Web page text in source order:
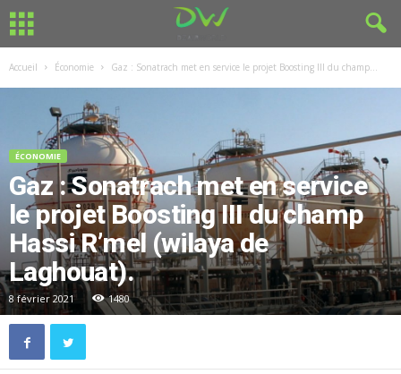
Accueil Économie Gaz : Sonatrach met en service le projet Boosting III du champ...
ÉCONOMIE
Gaz : Sonatrach met en service
le projet Boosting III du champ
Hassi R’mel (wilaya de
Laghouat).
8 février 2021 1480